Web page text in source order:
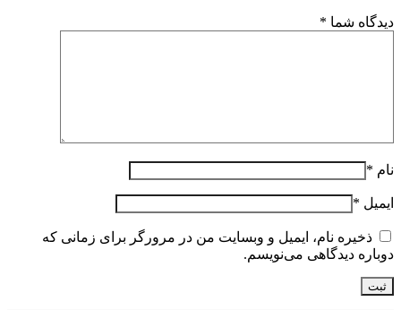
دیدگاه شما *
نام *
ایمیل *
ذخیره نام، ایمیل و وبسایت من در مرورگر برای زمانی که
دوباره دیدگاهی می‌نویسم.